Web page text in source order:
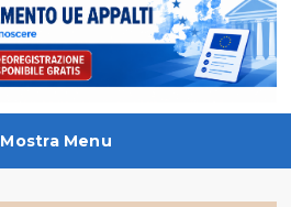
Mostra Menu